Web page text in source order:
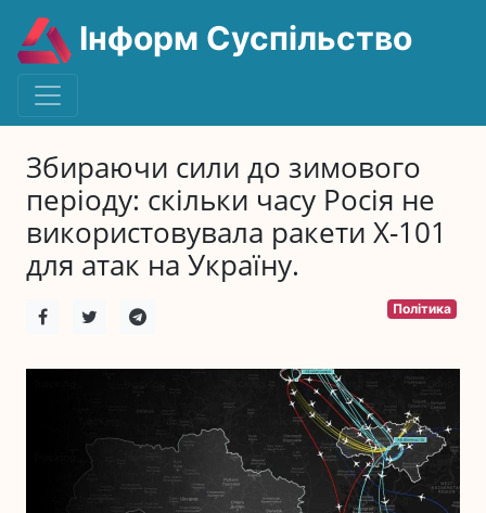
Інформ Суспільство
Збираючи сили до зимового
періоду: скільки часу Росія не
використовувала ракети Х-101
для атак на Україну.
Політика